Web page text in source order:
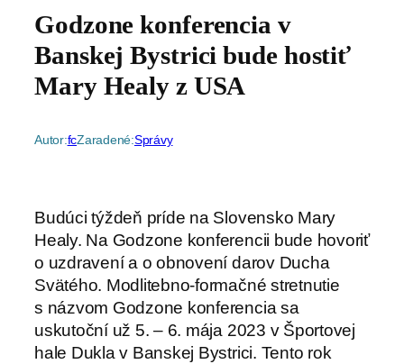
Godzone konferencia v
Banskej Bystrici bude hostiť
Mary Healy z USA
Autor:fcZaradené:Správy
Budúci týždeň príde na Slovensko Mary
Healy. Na Godzone konferencii bude hovoriť
o uzdravení a o obnovení darov Ducha
Svätého. Modlitebno-formačné stretnutie
s názvom Godzone konferencia sa
uskutoční už 5. – 6. mája 2023 v Športovej
hale Dukla v Banskej Bystrici. Tento rok